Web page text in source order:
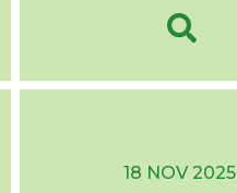
18 NOV 2025